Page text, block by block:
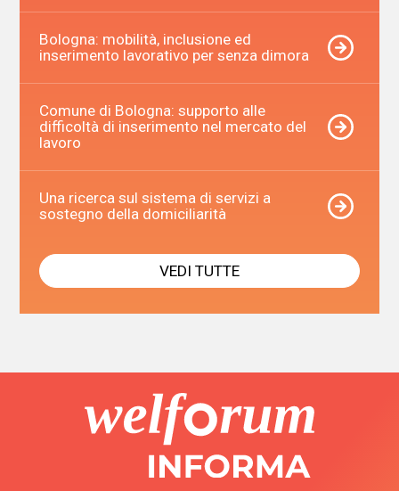
Bologna: mobilità, inclusione ed
inserimento lavorativo per senza dimora
Comune di Bologna: supporto alle
difficoltà di inserimento nel mercato del
lavoro
Una ricerca sul sistema di servizi a
sostegno della domiciliarità
VEDI TUTTE